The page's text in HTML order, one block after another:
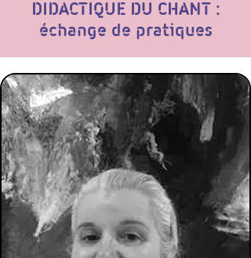
DIDACTIQUE DU CHANT :
échange de pratiques